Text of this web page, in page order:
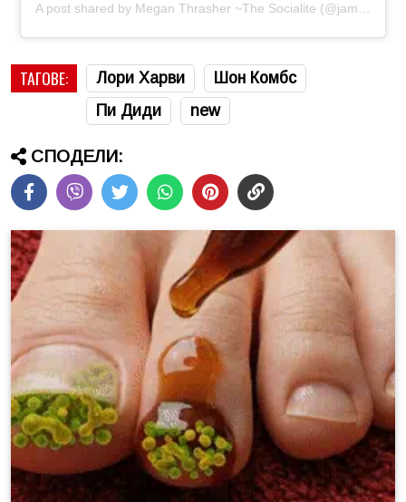
A post shared by Megan Thrasher ~The Socialite (@jamaicanmae) on
ТАГОВЕ: Лори Харви
Шон Комбс
Пи Диди
new
СПОДЕЛИ: